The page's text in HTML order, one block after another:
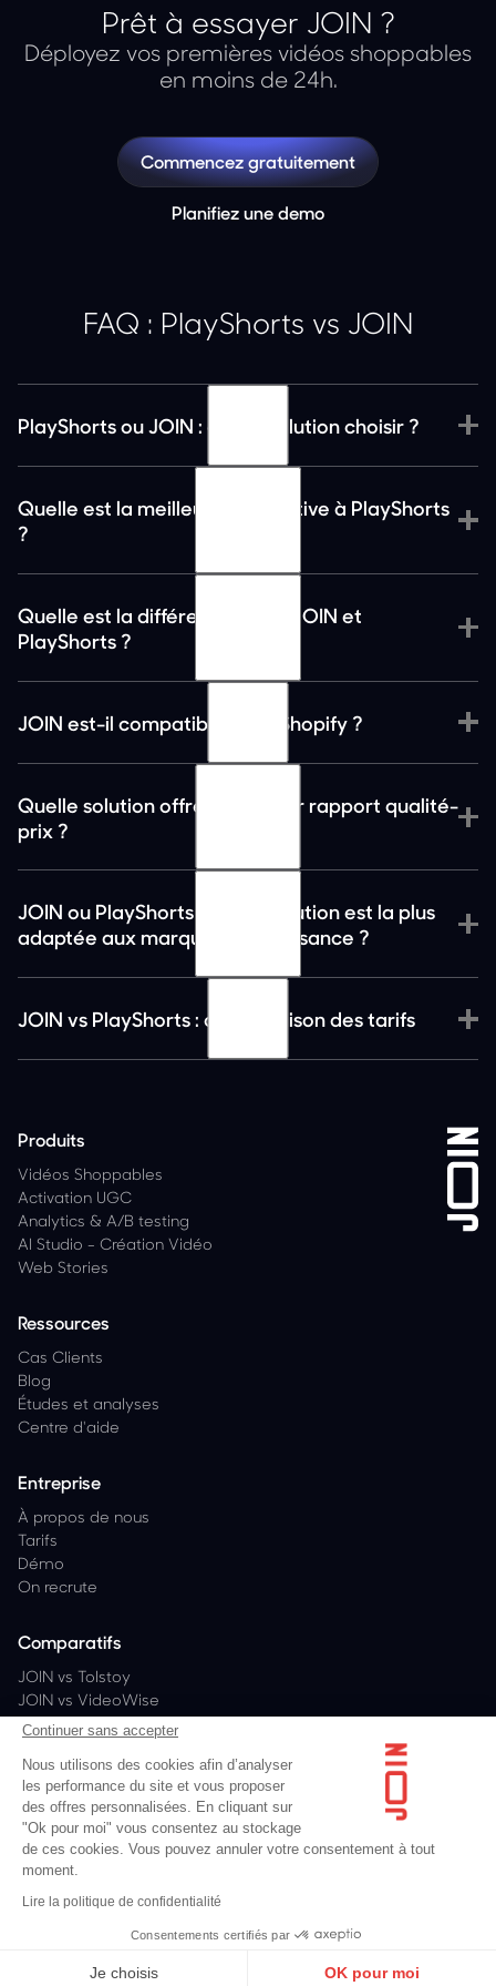
Continuer sans accepter
Nous utilisons des cookies afin d’analyser
les performance du site et vous proposer
des offres personnalisées. En cliquant sur
"Ok pour moi" vous consentez au stockage
de ces cookies. Vous pouvez annuler votre consentement à tout
moment.
Lire la politique de confidentialité
Consentements certifiés par
Je choisis OK pour moi
Prêt à essayer JOIN ?
Déployez vos premières vidéos shoppables
en moins de 24h.
Commencez gratuitement
Planifiez une demo
FAQ : PlayShorts vs JOIN
PlayShorts ou JOIN : quelle solution choisir ?
Quelle est la meilleure alternative à PlayShorts
?
alternatives les plus
complètes à PlayShorts
Quelle est la différence entre JOIN et
PlayShorts ?
JOIN est-il compatible avec Shopify ?
Quelle solution offre le meilleur rapport qualité-
prix ?
JOIN ou PlayShorts : quelle solution est la plus
adaptée aux marques en croissance ?
JOIN vs PlayShorts : comparaison des tarifs
Produits
Vidéos Shoppables
Activation UGC
Analytics & A/B testing
AI Studio - Création Vidéo
Web Stories
Ressources
Cas Clients
Blog
Études et analyses
Centre d'aide
Entreprise
À propos de nous
Tarifs
Démo
On recrute
Comparatifs
JOIN vs Tolstoy
JOIN vs VideoWise
JOIN vs PlayShorts
Conditions générales
Mentions légales
Politique de confidentialité